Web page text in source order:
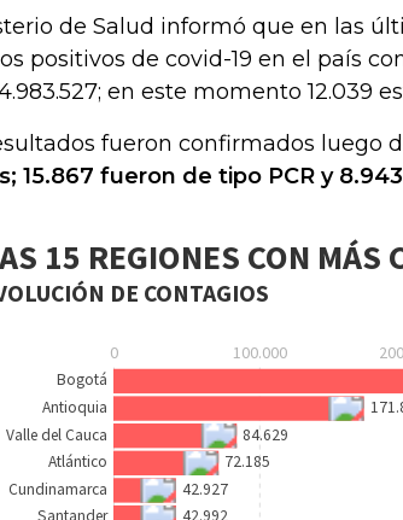
de Salud informó que en las
positivos de covid-19 en el país
en este momento 12.039
fueron confirmados luego
15.867 fueron de tipo PCR y